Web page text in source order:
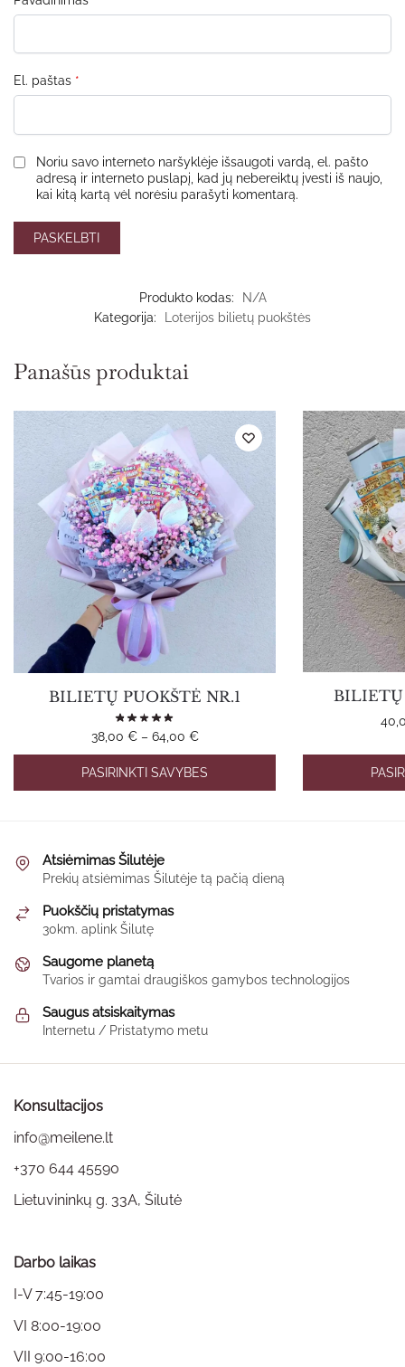
El. paštas *
Noriu savo interneto naršyklėje išsaugoti vardą, el. pašto
adresą ir interneto puslapį, kad jų nebereiktų įvesti iš naujo,
kai kitą kartą vėl norėsiu parašyti komentarą.
Produkto kodas:
N/A
Kategorija:
Loterijos bilietų puokštės
Panašūs produktai
BILIETŲ PUOKŠTĖ NR.1
38,00 € – 64,00 €Price
range:
38,00 €
through
PASIRINKTI SAVYBES
This
product
variants.
The
may
be
chosen
on
the
product
BILIETŲ
Atsiėmimas Šilutėje
Prekių atsiėmimas Šilutėje tą pačią dieną
Puokščių pristatymas
30km. aplink Šilutę
Saugome planetą
Tvarios ir gamtai draugiškos gamybos technologijos
Saugus atsiskaitymas
Internetu / Pristatymo metu
Konsultacijos
info@meilene.lt
+370 644 45590
Lietuvininkų g. 33A, Šilutė
Darbo laikas
I-V 7:45-19:00
VI 8:00-19:00
VII 9:00-16:00